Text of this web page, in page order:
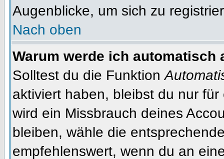
Augenblicke, um sich zu
Nach oben
Warum werde ich automatisch
Solltest du die Funktion
aktiviert haben, bleibst du nur
wird ein Missbrauch deines
bleiben, wähle die
empfehlenswert, wenn du an